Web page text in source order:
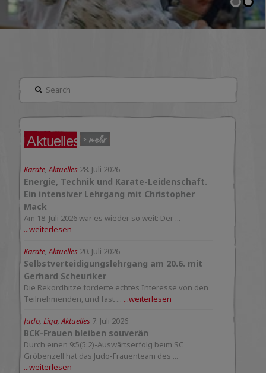
Search
Aktuelles
Karate,Aktuelles 28. Juli 2026
Energie, Technik und Karate-Leidenschaft.
Ein intensiver Lehrgang mit Christopher
Mack
Am 18. Juli 2026 war es wieder so weit: Der ...
...weiterlesen
Karate,Aktuelles 20. Juli 2026
Selbstverteidigungslehrgang am 20.6. mit
Gerhard Scheuriker
Die Rekordhitze forderte echtes Interesse von den
Teilnehmenden, und fast ... ...weiterlesen
Judo Liga ,Aktuelles 7. Juli 2026
BCK-Frauen bleiben souverän
Durch einen 9:5(5:2)-Auswärtserfolg beim SC
Gröbenzell hat das Judo-Frauenteam des ...
...weiterlesen